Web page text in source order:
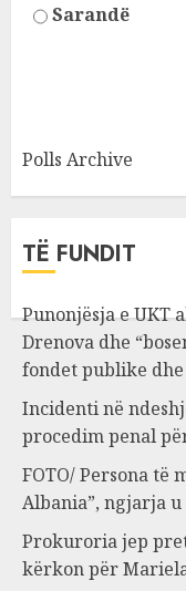
Sarandë
Polls Archive
TË FUNDIT
Punonjësja e UKT
Drenova dhe
fondet publike
Incidenti në
procedim penal
FOTO/ Persona të
Albania”, ngjarja
Prokuroria jep
kërkon për